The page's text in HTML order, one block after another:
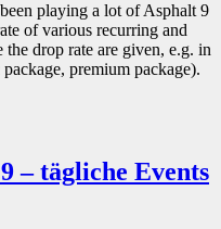
playing a lot of Asphalt 9
of various recurring and
drop rate are given, e.g. in
premium package).
– tägliche Events